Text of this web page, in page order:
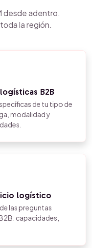
desde adentro.
la región.
B2B
de tu tipo de
modalidad y
logístico
las preguntas
capacidades,